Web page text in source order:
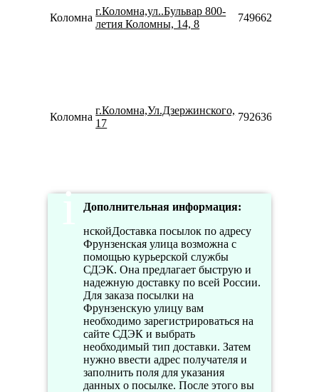
Коломна
г.Коломна,ул..Бульвар 800-
летия Коломны, 14, 8
74966230240
Коломна
г.Коломна,Ул.Дзержинского,
17
79263605393
Дополнительная информация:
нскойДоставка посылок по адресу
Фрунзенская улица возможна с
помощью курьерской службы
СДЭК. Она предлагает быструю и
надежную доставку по всей России.
Для заказа посылки на
Фрунзенскую улицу вам
необходимо зарегистрироваться на
сайте СДЭК и выбрать
необходимый тип доставки. Затем
нужно ввести адрес получателя и
заполнить поля для указания
данных о посылке. После этого вы